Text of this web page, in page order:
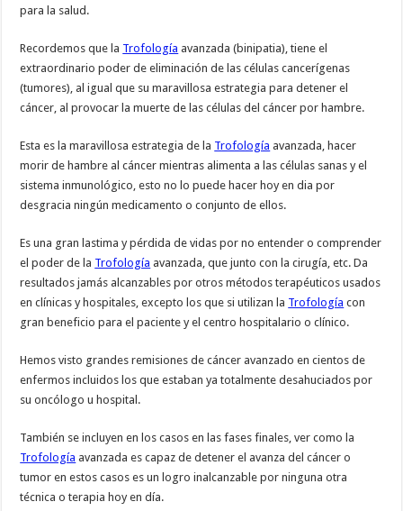
para la salud.
Recordemos que la Trofología avanzada (binipatia), tiene el
extraordinario poder de eliminación de las células cancerígenas
(tumores), al igual que su maravillosa estrategia para detener el
cáncer, al provocar la muerte de las células del cáncer por hambre.
Esta es la maravillosa estrategia de la Trofología avanzada, hacer
morir de hambre al cáncer mientras alimenta a las células sanas y el
sistema inmunológico, esto no lo puede hacer hoy en dia por
desgracia ningún medicamento o conjunto de ellos.
Es una gran lastima y pérdida de vidas por no entender o comprender
el poder de la Trofología avanzada, que junto con la cirugía, etc. Da
resultados jamás alcanzables por otros métodos terapéuticos usados
en clínicas y hospitales, excepto los que si utilizan la Trofología con
gran beneficio para el paciente y el centro hospitalario o clínico.
Hemos visto grandes remisiones de cáncer avanzado en cientos de
enfermos incluidos los que estaban ya totalmente desahuciados por
su oncólogo u hospital.
También se incluyen en los casos en las fases finales, ver como la
Trofología avanzada es capaz de detener el avanza del cáncer o
tumor en estos casos es un logro inalcanzable por ninguna otra
técnica o terapia hoy en día.